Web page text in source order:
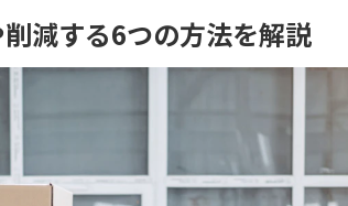
減する6つの方法を解説